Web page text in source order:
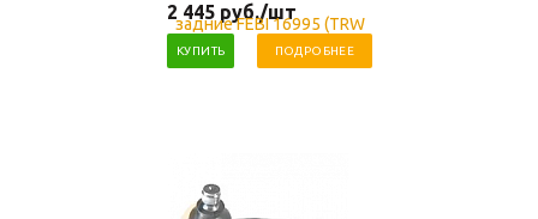
2 445 руб./шт
КУПИТЬ ПОДРОБНЕЕ